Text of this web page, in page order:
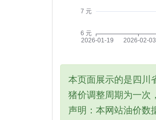
本页面展示的是四川
猪价调整周期为一次
声明：本网站油价数